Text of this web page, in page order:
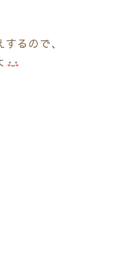
るので、